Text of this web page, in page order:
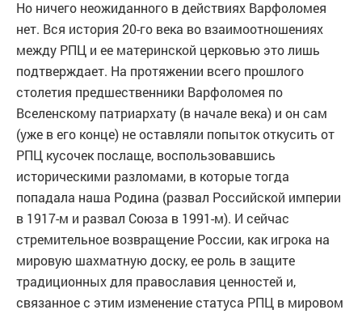
Но ничего неожиданного в действиях Варфоломея
нет. Вся история 20-го века во взаимоотношениях
между РПЦ и ее материнской церковью это лишь
подтверждает. На протяжении всего прошлого
столетия предшественники Варфоломея по
Вселенскому патриархату (в начале века) и он сам
(уже в его конце) не оставляли попыток откусить от
РПЦ кусочек послаще, воспользовавшись
историческими разломами, в которые тогда
попадала наша Родина (развал Российской империи
в 1917-м и развал Союза в 1991-м). И сейчас
стремительное возвращение России, как игрока на
мировую шахматную доску, ее роль в защите
традиционных для православия ценностей и,
связанное с этим изменение статуса РПЦ в мировом